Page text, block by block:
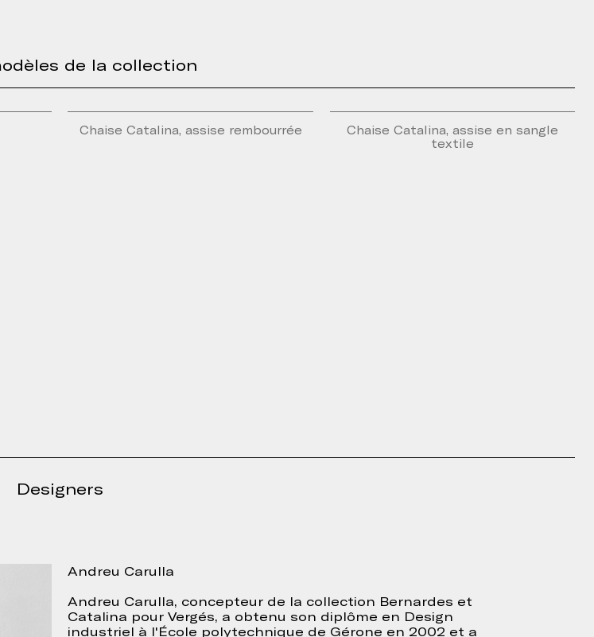
de la collection
Chaise Catalina, assise rembourrée
Chaise Catalina, assise en sangle
textile
Designers
Andreu Carulla
Andreu Carulla, concepteur de la collection Bernardes et
Catalina pour Vergés, a obtenu son diplôme en Design
industriel à l'École polytechnique de Gérone en 2002 et a